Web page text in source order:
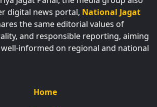
digital news portal, National Jagat
the same editorial values of
and responsible reporting, aiming
informed on regional and national
Home